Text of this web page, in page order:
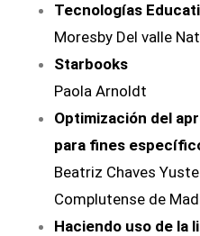
Tecnologías
Moresby Del valle
Starbooks
Paola Arnoldt
Optimización del
para fines
Beatriz Chaves
Complutense de
Haciendo uso de la